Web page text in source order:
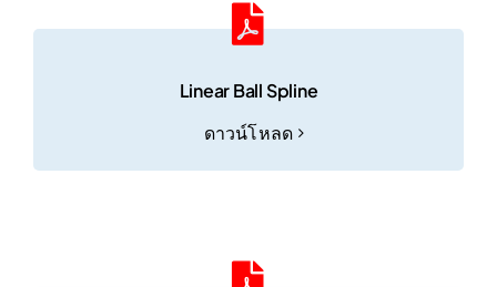
Linear Ball Spline
ดาวน์โหลด